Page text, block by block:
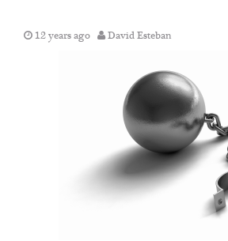
12 years ago David Esteban